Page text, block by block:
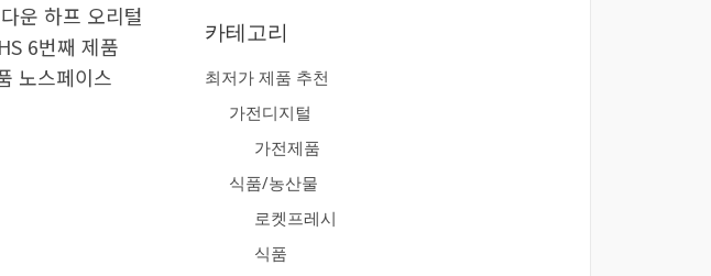
운 하프 오리털
6번째 제품
노스페이스
카테고리
최저가 제품 추천
가전디지털
가전제품
식품/농산물
로켓프레시
식품